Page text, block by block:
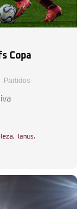
Copa
Partidos
, lanus,